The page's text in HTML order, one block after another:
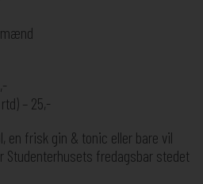
– 25,-
en frisk gin & tonic eller bare vil
Studenterhusets fredagsbar stedet